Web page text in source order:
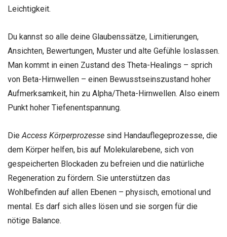
Leichtigkeit.
Du kannst so alle deine Glaubenssätze, Limitierungen,
Ansichten, Bewertungen, Muster und alte Gefühle loslassen.
Man kommt in einen Zustand des Theta-Healings – sprich
von Beta-Hirnwellen – einen Bewusstseinszustand hoher
Aufmerksamkeit, hin zu Alpha/Theta-Hirnwellen. Also einem
Punkt hoher Tiefenentspannung.
DieAccess Körperprozesse sind Handauflegeprozesse, die
dem Körper helfen, bis auf Molekularebene, sich von
gespeicherten Blockaden zu befreien und die natürliche
Regeneration zu fördern. Sie unterstützen das
Wohlbefinden auf allen Ebenen – physisch, emotional und
mental. Es darf sich alles lösen und sie sorgen für die
nötige Balance.